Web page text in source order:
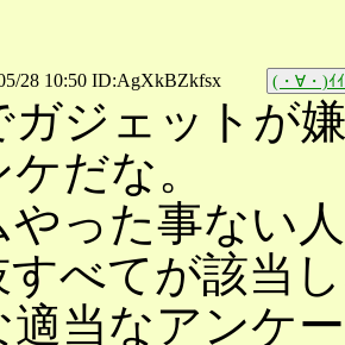
28 10:50 ID:AgXkBZkfsx (・∀・)ｲ
ガジェットが
だな。
やった事ない
すべてが該当
適当なアンケ